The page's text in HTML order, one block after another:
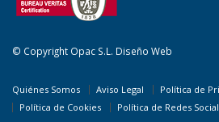
© Copyright Opac S.L. Diseño Web
Quiénes Somos Aviso Legal
Política de
Política de Cookies
Política de Redes